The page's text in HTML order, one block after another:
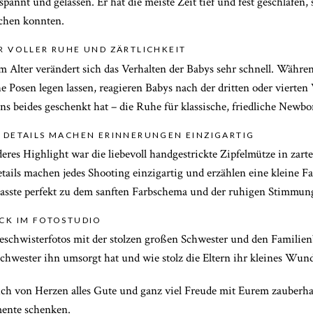
konnten.
VOLLER RUHE UND ZÄRTLICHKEIT
Alter verändert sich das Verhalten der Babys sehr schnell.
Posen legen lassen, reagieren Babys nach der dritten oder
beides geschenkt hat – die Ruhe für klassische, friedliche
DETAILS MACHEN ERINNERUNGEN EINZIGARTIG
Highlight war die liebevoll handgestrickte Zipfelmütze in
machen jedes Shooting einzigartig und erzählen eine
perfekt zu dem sanften Farbschema und der ruhigen
IM FOTOSTUDIO
mit der stolzen großen Schwester und den
ihn umsorgt hat und wie stolz die Eltern ihr kleines
von Herzen alles Gute und ganz viel Freude mit Eurem
schenken.